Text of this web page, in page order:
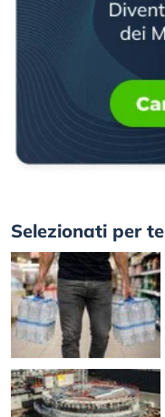
Selezionati per te